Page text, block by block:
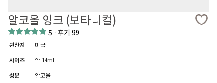
알코올 잉크 (보타니컬)
5 ·후기 99
원산지
미국
사이즈
약 14mL
성분
알코올